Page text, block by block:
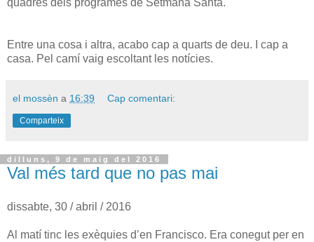
quadres dels programes de Setmana Santa.
Entre una cosa i altra, acabo cap a quarts de deu. I cap a
casa. Pel camí vaig escoltant les notícies.
el mossèn a 16:39 Cap comentari:
Comparteix
dilluns, 9 de maig del 2016
Val més tard que no pas mai
dissabte, 30 / abril / 2016
Al matí tinc les exèquies d’en Francisco. Era conegut per en